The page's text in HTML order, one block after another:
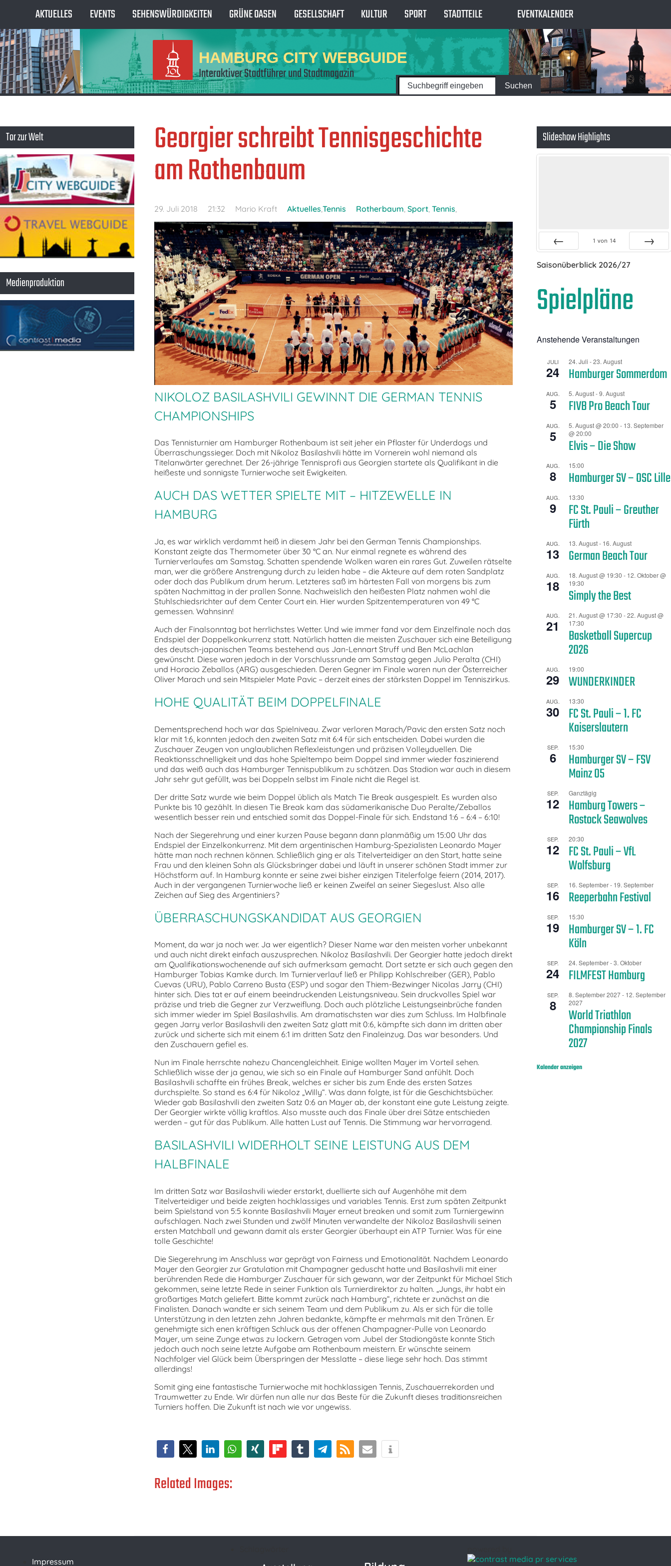
AKTUELLES EVENTS SEHENSWÜRDIGKEITEN GRÜNE OASEN GESELLSCHAFT KULTUR SPORT STADTTEILE EVENTKALENDER
HAMBURG CITY WEBGUIDE
Interaktiver Stadtführer und Stadtmagazin
Georgier schreibt Tennisgeschichte
am Rothenbaum
29. Juli 2018 21:32 Mario Kraft Aktuelles,Tennis Rotherbaum, Sport, Tennis,
NIKOLOZ BASILASHVILI GEWINNT DIE GERMAN TENNIS
CHAMPIONSHIPS
Das Tennisturnier am Hamburger Rothenbaum ist seit jeher ein Pflaster für Underdogs und
Überraschungssieger. Doch mit Nikoloz Basilashvili hätte im Vornerein wohl niemand als
Titelanwärter gerechnet. Der 26-jährige Tennisprofi aus Georgien startete als Qualifikant in die
heißeste und sonnigste Turnierwoche seit Ewigkeiten.
AUCH DAS WETTER SPIELTE MIT – HITZEWELLE IN
HAMBURG
Ja, es war wirklich verdammt heiß in diesem Jahr bei den German Tennis Championships.
Konstant zeigte das Thermometer über 30 °C an. Nur einmal regnete es während des
Turnierverlaufes am Samstag. Schatten spendende Wolken waren ein rares Gut. Zuweilen rätselte
man, wer die größere Anstrengung durch zu leiden habe – die Akteure auf dem roten Sandplatz
oder doch das Publikum drum herum. Letzteres saß im härtesten Fall von morgens bis zum
späten Nachmittag in der prallen Sonne. Nachweislich den heißesten Platz nahmen wohl die
Stuhlschiedsrichter auf dem Center Court ein. Hier wurden Spitzentemperaturen von 49 °C
gemessen. Wahnsinn!
Auch der Finalsonntag bot herrlichstes Wetter. Und wie immer fand vor dem Einzelfinale noch das
Endspiel der Doppelkonkurrenz statt. Natürlich hatten die meisten Zuschauer sich eine Beteiligung
des deutsch-japanischen Teams bestehend aus Jan-Lennart Struff und Ben McLachlan
gewünscht. Diese waren jedoch in der Vorschlussrunde am Samstag gegen Julio Peralta (CHI)
und Horacio Zeballos (ARG) ausgeschieden. Deren Gegner im Finale waren nun der Österreicher
Oliver Marach und sein Mitspieler Mate Pavic – derzeit eines der stärksten Doppel im Tenniszirkus.
HOHE QUALITÄT BEIM DOPPELFINALE
Dementsprechend hoch war das Spielniveau. Zwar verloren Marach/Pavic den ersten Satz noch
klar mit 1:6, konnten jedoch den zweiten Satz mit 6:4 für sich entscheiden. Dabei wurden die
Zuschauer Zeugen von unglaublichen Reflexleistungen und präzisen Volleyduellen. Die
Reaktionsschnelligkeit und das hohe Spieltempo beim Doppel sind immer wieder faszinierend
und das weiß auch das Hamburger Tennispublikum zu schätzen. Das Stadion war auch in diesem
Jahr sehr gut gefüllt, was bei Doppeln selbst im Finale nicht die Regel ist.
Der dritte Satz wurde wie beim Doppel üblich als Match Tie Break ausgespielt. Es wurden also
Punkte bis 10 gezählt. In diesen Tie Break kam das südamerikanische Duo Peralte/Zeballos
wesentlich besser rein und entschied somit das Doppel-Finale für sich. Endstand 1:6 – 6:4 – 6:10!
Nach der Siegerehrung und einer kurzen Pause begann dann planmäßig um 15:00 Uhr das
Endspiel der Einzelkonkurrenz. Mit dem argentinischen Hamburg-Spezialisten Leonardo Mayer
hätte man noch rechnen können. Schließlich ging er als Titelverteidiger an den Start, hatte seine
Frau und den kleinen Sohn als Glücksbringer dabei und läuft in unserer schönen Stadt immer zur
Höchstform auf. In Hamburg konnte er seine zwei bisher einzigen Titelerfolge feiern (2014, 2017).
Auch in der vergangenen Turnierwoche ließ er keinen Zweifel an seiner Siegeslust. Also alle
Zeichen auf Sieg des Argentiniers?
ÜBERRASCHUNGSKANDIDAT AUS GEORGIEN
Moment, da war ja noch wer. Ja wer eigentlich? Dieser Name war den meisten vorher unbekannt
und auch nicht direkt einfach auszusprechen. Nikoloz Basilashvili. Der Georgier hatte jedoch direkt
am Qualifikationswochenende auf sich aufmerksam gemacht. Dort setzte er sich auch gegen den
Hamburger Tobias Kamke durch. Im Turnierverlauf ließ er Philipp Kohlschreiber (GER), Pablo
Cuevas (URU), Pablo Carreno Busta (ESP) und sogar den Thiem-Bezwinger Nicolas Jarry (CHI)
hinter sich. Dies tat er auf einem beeindruckenden Leistungsniveau. Sein druckvolles Spiel war
präzise und trieb die Gegner zur Verzweiflung. Doch auch plötzliche Leistungseinbrüche fanden
sich immer wieder im Spiel Basilashvilis. Am dramatischsten war dies zum Schluss. Im Halbfinale
gegen Jarry verlor Basilashvili den zweiten Satz glatt mit 0:6, kämpfte sich dann im dritten aber
zurück und sicherte sich mit einem 6:1 im dritten Satz den Finaleinzug. Das war besonders. Und
den Zuschauern gefiel es.
Nun im Finale herrschte nahezu Chancengleichheit. Einige wollten Mayer im Vorteil sehen.
Schließlich wisse der ja genau, wie sich so ein Finale auf Hamburger Sand anfühlt. Doch
Basilashvili schaffte ein frühes Break, welches er sicher bis zum Ende des ersten Satzes
durchspielte. So stand es 6:4 für Nikoloz „Willy“. Was dann folgte, ist für die Geschichtsbücher.
Wieder gab Basilashvili den zweiten Satz 0:6 an Mayer ab, der konstant eine gute Leistung zeigte.
Der Georgier wirkte völlig kraftlos. Also musste auch das Finale über drei Sätze entschieden
werden – gut für das Publikum. Alle hatten Lust auf Tennis. Die Stimmung war hervorragend.
BASILASHVILI WIDERHOLT SEINE LEISTUNG AUS DEM
HALBFINALE
Im dritten Satz war Basilashvili wieder erstarkt, duellierte sich auf Augenhöhe mit dem
Titelverteidiger und beide zeigten hochklassiges und variables Tennis. Erst zum späten Zeitpunkt
beim Spielstand von 5:5 konnte Basilashvili Mayer erneut breaken und somit zum Turniergewinn
aufschlagen. Nach zwei Stunden und zwölf Minuten verwandelte der Nikoloz Basilashvili seinen
ersten Matchball und gewann damit als erster Georgier überhaupt ein ATP Turnier. Was für eine
tolle Geschichte!
Die Siegerehrung im Anschluss war geprägt von Fairness und Emotionalität. Nachdem Leonardo
Mayer den Georgier zur Gratulation mit Champagner geduscht hatte und Basilashvili mit einer
berührenden Rede die Hamburger Zuschauer für sich gewann, war der Zeitpunkt für Michael Stich
gekommen, seine letzte Rede in seiner Funktion als Turnierdirektor zu halten. „Jungs, ihr habt ein
großartiges Match geliefert. Bitte kommt zurück nach Hamburg“, richtete er zunächst an die
Finalisten. Danach wandte er sich seinem Team und dem Publikum zu. Als er sich für die tolle
Unterstützung in den letzten zehn Jahren bedankte, kämpfte er mehrmals mit den Tränen. Er
genehmigte sich enen kräftigen Schluck aus der offenen Champagner-Pulle von Leonardo
Mayer, um seine Zunge etwas zu lockern. Getragen vom Jubel der Stadiongäste konnte Stich
jedoch auch noch seine letzte Aufgabe am Rothenbaum meistern. Er wünschte seinem
Nachfolger viel Glück beim Überspringen der Messlatte – diese liege sehr hoch. Das stimmt
allerdings!
Somit ging eine fantastische Turnierwoche mit hochklassigen Tennis, Zuschauerrekorden und
Traumwetter zu Ende. Wir dürfen nun alle nur das Beste für die Zukunft dieses traditionsreichen
Turniers hoffen. Die Zukunft ist nach wie vor ungewiss.
Related Images:
Tor zur Welt
Medienproduktion
Slideshow Highlights
1 von 14
Saisonüberblick 2026/27
Spielpläne
Anstehende Veranstaltungen
JULI
24
24. Juli -23. August
Hamburger Sommerdom
AUG.
5
5. August-9. August
FIVB Pro Beach Tour
AUG.
5
5. August @ 20:00 - 13. September
@ 20:00
Elvis – Die Show
AUG.
8
15:00
Hamburger SV – OSC Lille
AUG.
9
13:30
FC St. Pauli – Greuther
Fürth
AUG.
13
13. August- 16. August
German Beach Tour
AUG.
18
18. August @ 19:30 - 12. Oktober @
19:30
Simply the Best
AUG.
21
21. August @ 17:30 -22. August @
17:30
Basketball Supercup
2026
AUG.
29
19:00
WUNDERKINDER
AUG.
30
13:30
FC St. Pauli – 1. FC
Kaiserslautern
SEP.
6
15:30
Hamburger SV – FSV
Mainz 05
SEP.
12
Ganztägig
Hamburg Towers –
Rostock Seawolves
SEP.
12
20:30
FC St. Pauli – VfL
Wolfsburg
SEP.
16
16. September- 19. September
Reeperbahn Festival
SEP.
19
15:30
Hamburger SV – 1. FC
Köln
SEP.
24
24. September-3. Oktober
FILMFEST Hamburg
SEP.
8
8. September 2027- 12. September
2027
World Triathlon
Championship Finals
2027
Kalender anzeigen
Impressum